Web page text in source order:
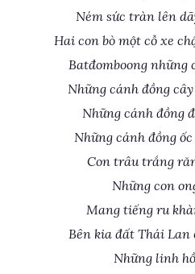
Ném sức tràn lên
Hai con bò một cỗ xe
Batđomboong những
Những cánh đồng
Những cánh đồng
Những cánh đồng
Con trâu trắng
Những con
Mang tiếng ru
Bên kia đất Thái Lan
Những linh